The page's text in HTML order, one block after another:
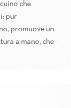
che
pur
promuove un
a mano, che